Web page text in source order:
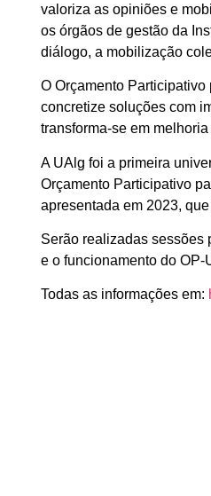
valoriza as opiniões e
os órgãos de gestão da
diálogo, a mobilização
O Orçamento
concretize soluções com
transforma-se em
A UAlg foi a primeira
Orçamento Participativo
apresentada em 2023,
Serão realizadas sessões
e o funcionamento do OP-
Todas as informações em: